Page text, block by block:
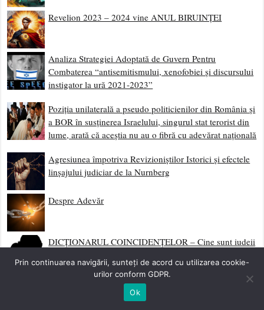
Revelion 2023 – 2024 vine ANUL BIRUINȚEI
Analiza Strategiei Adoptată de Guvern Pentru
Combaterea “antisemitismului, xenofobiei și discursului
instigator la ură 2021-2023”
Poziția unilaterală a pseudo politicienilor din România și
a BOR în susținerea Israelului, singurul stat terorist din
lume, arată că aceștia nu au o fibră cu adevărat națională
Agresiunea împotriva Revizioniștilor Istorici și efectele
linșajului judiciar de la Nurnberg
Despre Adevăr
DICȚIONARUL COINCIDENȚELOR – Cine sunt iudeii
DEȘERTĂCIUNE?! Nu, APĂRARE!
Prin continuarea navigării, sunteți de acord cu utilizarea cookie-
urilor conform GDPR.
Ok